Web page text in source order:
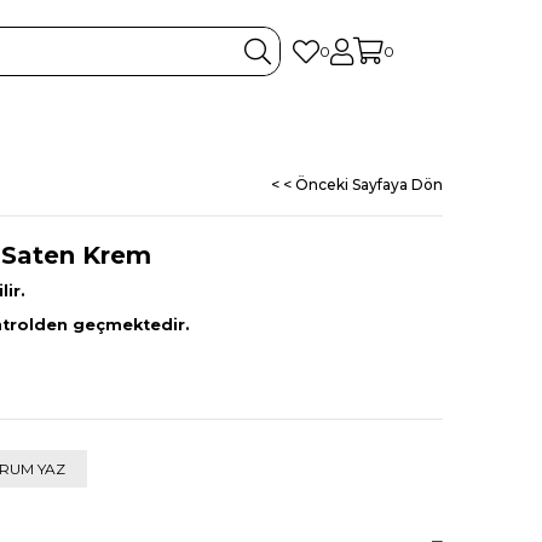
0 0
< < Önceki Sayfaya Dön
Krem
geçmektedir.
YAZ